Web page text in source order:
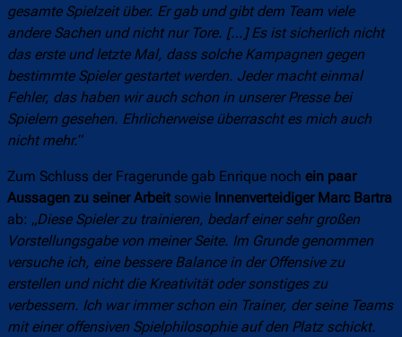
gesamte Spielzeit über. Er gab und gibt dem Team viele
andere Sachen und nicht nur Tore. […] Es ist sicherlich nicht
das erste und letzte Mal, dass solche Kampagnen gegen
bestimmte Spieler gestartet werden. Jeder macht einmal
Fehler, das haben wir auch schon in unserer Presse bei
Spielern gesehen. Ehrlicherweise überrascht es mich auch
nicht mehr.“
Zum Schluss der Fragerunde gab Enrique noch ein paar
Aussagen zu seiner Arbeitsowie Innenverteidiger Marc Bartra
ab: „Diese Spieler zu trainieren, bedarf einer sehr großen
Vorstellungsgabe von meiner Seite. Im Grunde genommen
versuche ich, eine bessere Balance in der Offensive zu
erstellen und nicht die Kreativität oder sonstiges zu
verbessern. Ich war immer schon ein Trainer, der seine Teams
mit einer offensiven Spielphilosophie auf den Platz schickt.